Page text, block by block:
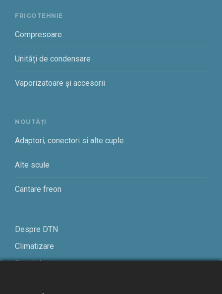
FRIGOTEHNIE
Compresoare
Unități de condensare
Vaporizatoare și accesorii
NOUTĂȚI
Adaptori, conectori si alte cuple
Alte scule
Cantare freon
Despre DTN
Climatizare
Frigotehnie